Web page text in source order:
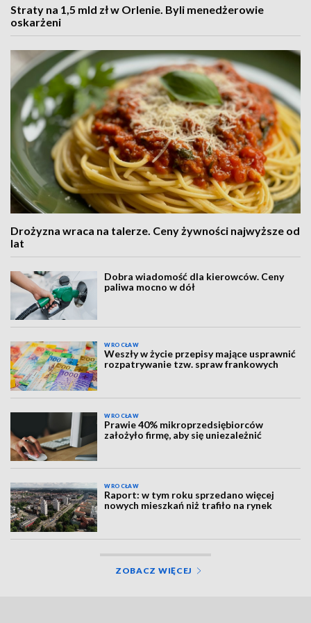
Straty na 1,5 mld zł w Orlenie. Byli menedżerowie
oskarżeni
Drożyzna wraca na talerze. Ceny żywności najwyższe od
lat
Dobra wiadomość dla kierowców. Ceny
paliwa mocno w dół
WROCŁAW
Weszły w życie przepisy mające usprawnić
rozpatrywanie tzw. spraw frankowych
WROCŁAW
Prawie 40% mikroprzedsiębiorców
założyło firmę, aby się uniezależnić
WROCŁAW
Raport: w tym roku sprzedano więcej
nowych mieszkań niż trafiło na rynek
ZOBACZ WIĘCEJ